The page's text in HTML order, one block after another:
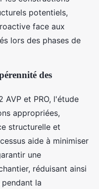
potentiels,
face aux
lors des phases de
des
AVP et PRO, l'étude
appropriées,
structurelle et
aide à minimiser
une
réduisant ainsi
la